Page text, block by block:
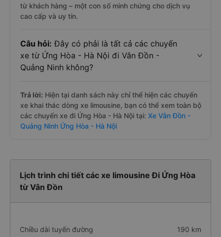
từ khách hàng – một con số minh chứng cho dịch vụ
cao cấp và uy tín.
Câu hỏi: Đây có phải là tất cả các chuyến
xe từ Ứng Hòa - Hà Nội đi Vân Đồn -
Quảng Ninh không?
Trả lời: Hiện tại danh sách này chỉ thể hiện các chuyến
xe khai thác dòng xe limousine, bạn có thể xem toàn bộ
các chuyến xe đi Ứng Hòa - Hà Nội tại: Xe Vân Đồn -
Quảng Ninh Ứng Hòa - Hà Nội
Lịch trình chi tiết các xe limousine Đi Ứng Hòa
từ Vân Đồn
Chiều dài tuyến đường 190 km